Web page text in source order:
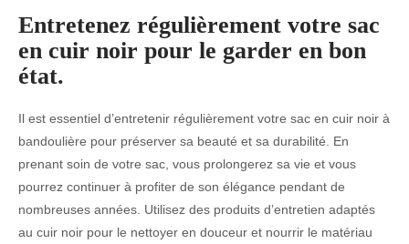
Entretenez régulièrement votre sac
en cuir noir pour le garder en bon
état.
Il est essentiel d’entretenir régulièrement votre sac en cuir noir à
bandoulière pour préserver sa beauté et sa durabilité. En
prenant soin de votre sac, vous prolongerez sa vie et vous
pourrez continuer à profiter de son élégance pendant de
nombreuses années. Utilisez des produits d’entretien adaptés
au cuir noir pour le nettoyer en douceur et nourrir le matériau